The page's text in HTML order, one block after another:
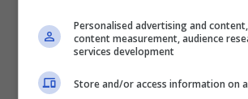
Milannon ha un attimo di
per colmare il gap con l’
sbagliare neanche una mossa
Personalised advertising and
content measurement, audience
services development
Store and/or access information on